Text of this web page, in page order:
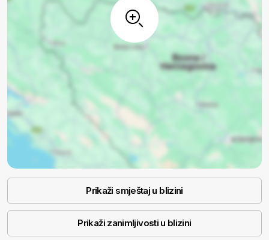
Prikaži smještaj u blizini
Prikaži zanimljivosti u blizini